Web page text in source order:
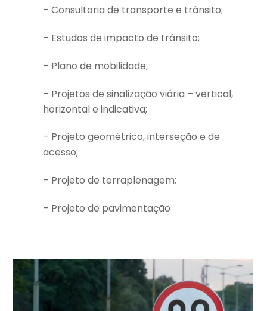
– Consultoria de transporte e trânsito;
– Estudos de impacto de trânsito;
– Plano de mobilidade;
– Projetos de sinalização viária – vertical,
horizontal e indicativa;
– Projeto geométrico, interseção e de
acesso;
– Projeto de terraplenagem;
– Projeto de pavimentação